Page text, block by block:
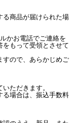
る商品が届けられた場
かお電話でご連絡を
をもって受領とさせて
すので、あらかじめご
ただきます。
る場合は、振込手数料